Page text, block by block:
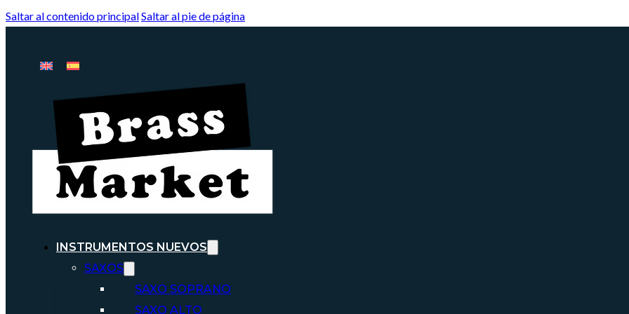
Saltar al contenido principalSaltar al pie de página
INSTRUMENTOS NUEVOS
SAXOS
SAXO SOPRANO
SAXO ALTO